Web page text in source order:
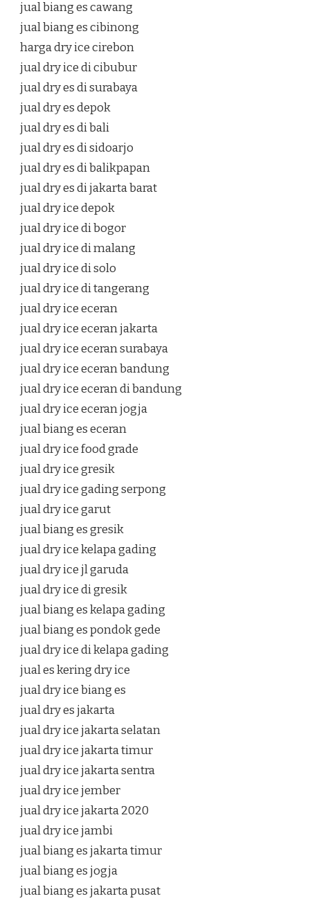
jual biang es cawang
jual biang es cibinong
harga dry ice cirebon
jual dry ice di cibubur
jual dry es di surabaya
jual dry es depok
jual dry es di bali
jual dry es di sidoarjo
jual dry es di balikpapan
jual dry es di jakarta barat
jual dry ice depok
jual dry ice di bogor
jual dry ice di malang
jual dry ice di solo
jual dry ice di tangerang
jual dry ice eceran
jual dry ice eceran jakarta
jual dry ice eceran surabaya
jual dry ice eceran bandung
jual dry ice eceran di bandung
jual dry ice eceran jogja
jual biang es eceran
jual dry ice food grade
jual dry ice gresik
jual dry ice gading serpong
jual dry ice garut
jual biang es gresik
jual dry ice kelapa gading
jual dry ice jl garuda
jual dry ice di gresik
jual biang es kelapa gading
jual biang es pondok gede
jual dry ice di kelapa gading
jual es kering dry ice
jual dry ice biang es
jual dry es jakarta
jual dry ice jakarta selatan
jual dry ice jakarta timur
jual dry ice jakarta sentra
jual dry ice jember
jual dry ice jakarta 2020
jual dry ice jambi
jual biang es jakarta timur
jual biang es jogja
jual biang es jakarta pusat